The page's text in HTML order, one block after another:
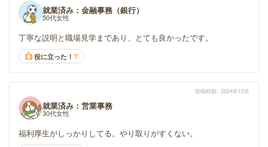
就業済み：金融事務（銀行）
50代女性
丁寧な説明と職場見学まであり、とても良かったです。
役に立った！ 7
投稿時期 2024年10月
就業済み：営業事務
30代女性
福利厚生がしっかりしてる。やり取りがすくない。